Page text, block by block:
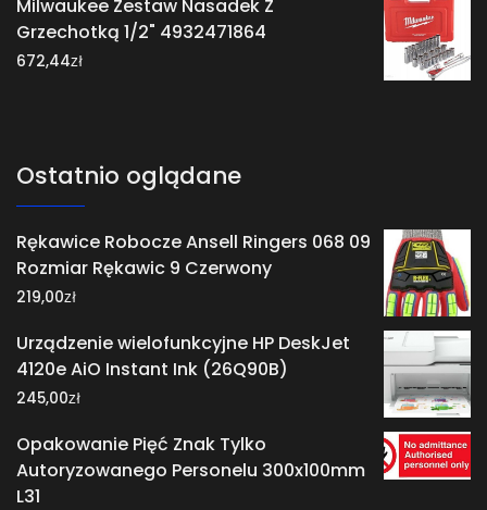
Milwaukee Zestaw Nasadek Z
Grzechotką 1/2" 4932471864
672,44zł
Ostatnio oglądane
Rękawice Robocze Ansell Ringers 068 09
Rozmiar Rękawic 9 Czerwony
219,00zł
Urządzenie wielofunkcyjne HP DeskJet
4120e AiO Instant Ink (26Q90B)
245,00zł
Opakowanie Pięć Znak Tylko
Autoryzowanego Personelu 300x100mm
L31